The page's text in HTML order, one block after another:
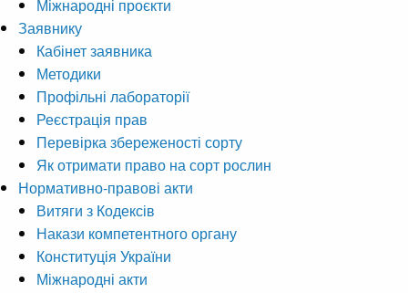
Міжнародні проєкти
Заявнику
Кабінет заявника
Методики
Профільні лабораторії
Реєстрація прав
Перевірка збереженості сорту
Як отримати право на сорт рослин
Нормативно-правові акти
Витяги з Кодексів
Накази компетентного органу
Конституція України
Міжнародні акти